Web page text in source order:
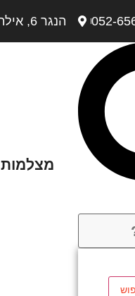
052- הנגר 6, אילת
מצלמות